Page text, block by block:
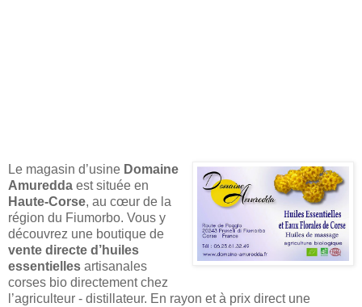
Le magasin d’usine Domaine
Amuredda est située en
Haute-Corse, au cœur de la
région du Fiumorbo. Vous y
découvrez une boutique de
vente directe d’huiles
essentielles artisanales
corses bio directement chez
l’agriculteur - distillateur. En rayon et à prix direct une